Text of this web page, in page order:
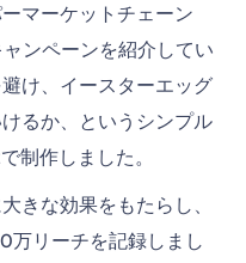
マーケットチェーン
ンペーンを紹介してい
け、イースターエッグ
るか、というシンプル
制作しました。
きな効果をもたらし、
万リーチを記録しまし